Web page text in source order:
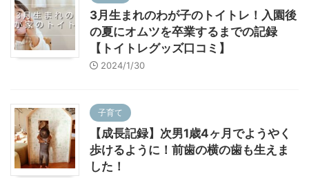
3月生まれのわが子のトイトレ！入園後
の夏にオムツを卒業するまでの記録
【トイトレグッズ口コミ】
2024/1/30
子育て
【成長記録】次男1歳4ヶ月でようやく
歩けるように！前歯の横の歯も生えま
した！